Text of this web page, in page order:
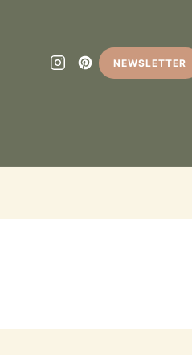
NEWSLETTER